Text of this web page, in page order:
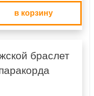
в корзину
браслет